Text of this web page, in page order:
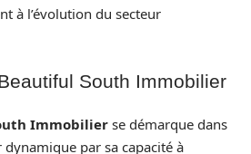
à l’évolution du secteur
South Immobilier
Immobilier se démarque dans
par sa capacité à